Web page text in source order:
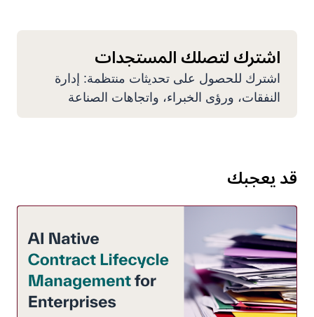
اشترك لتصلك المستجدات
اشترك للحصول على تحديثات منتظمة: إدارة
النفقات، ورؤى الخبراء، واتجاهات الصناعة
قد يعجبك